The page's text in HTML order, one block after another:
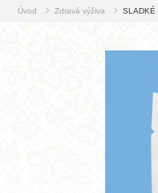
Úvod Zdravá výživa SLADKÉ